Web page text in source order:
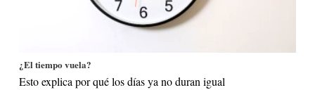
¿El tiempo vuela?
Esto explica por qué los días ya no duran igual